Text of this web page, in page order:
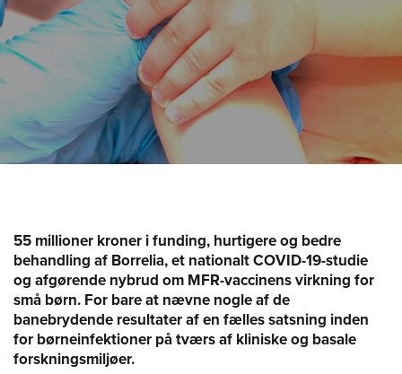
55 millioner kroner i funding, hurtigere og bedre
behandling af Borrelia, et nationalt COVID-19-studie
og afgørende nybrud om MFR-vaccinens virkning for
små børn. For bare at nævne nogle af de
banebrydende resultater af en fælles satsning inden
for børneinfektioner på tværs af kliniske og basale
forskningsmiljøer.